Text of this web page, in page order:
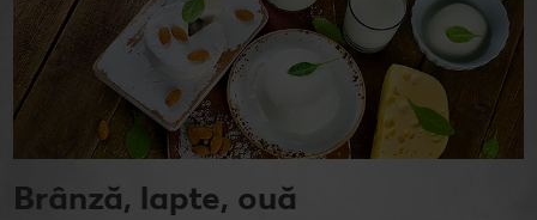
Brânză, lapte, ouă